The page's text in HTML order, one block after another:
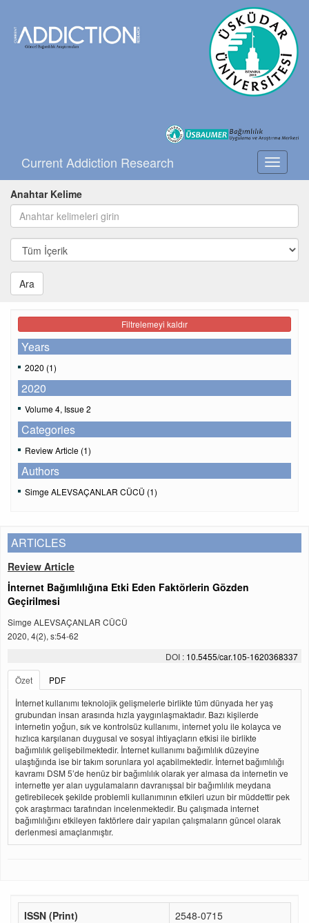
Toggle
Current Addiction Research
Anahtar Kelime
Ara
Filtrelemeyi kaldır
Years
2020 (1)
2020
Volume 4, Issue 2
Categories
Review Article (1)
Authors
Simge ALEVSAÇANLAR CÜCÜ (1)
ARTICLES
Review Article
İnternet Bağımlılığına Etki Eden Faktörlerin Gözden
Geçirilmesi
Simge ALEVSAÇANLAR CÜCÜ
2020, 4(2), s:54-62
DOI : 10.5455/car.105-1620368337
Özet
PDF
İnternet kullanımı teknolojik gelişmelerle birlikte tüm dünyada her yaş
grubundan insan arasında hızla yaygınlaşmaktadır. Bazı kişilerde
internetin yoğun, sık ve kontrolsüz kullanımı, internet yolu ile kolayca ve
hızlıca karşılanan duygusal ve sosyal ihtiyaçların etkisi ile birlikte
bağımlılık gelişebilmektedir. İnternet kullanımı bağımlılık düzeyine
ulaştığında ise bir takım sorunlara yol açabilmektedir. İnternet bağımlılığı
kavramı DSM 5’de henüz bir bağımlılık olarak yer almasa da internetin ve
internette yer alan uygulamaların davranışsal bir bağımlılık meydana
getirebilecek şekilde problemli kullanımının etkileri uzun bir müddettir pek
çok araştırmacı tarafından incelenmektedir. Bu çalışmada internet
bağımlılığını etkileyen faktörlere dair yapılan çalışmaların güncel olarak
derlenmesi amaçlanmıştır.
ISSN (Print)
2548-0715